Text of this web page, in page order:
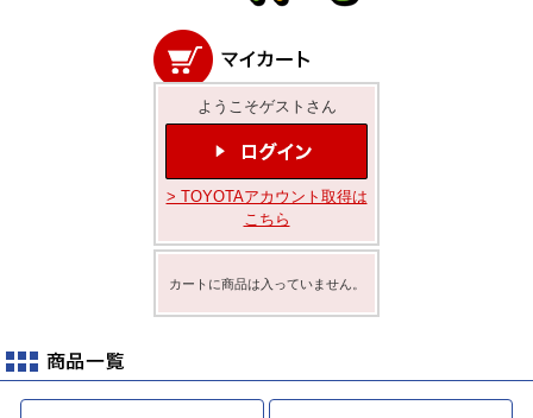
ようこそゲストさん
> TOYOTAアカウント取得は
こちら
カートに商品は入っていません。